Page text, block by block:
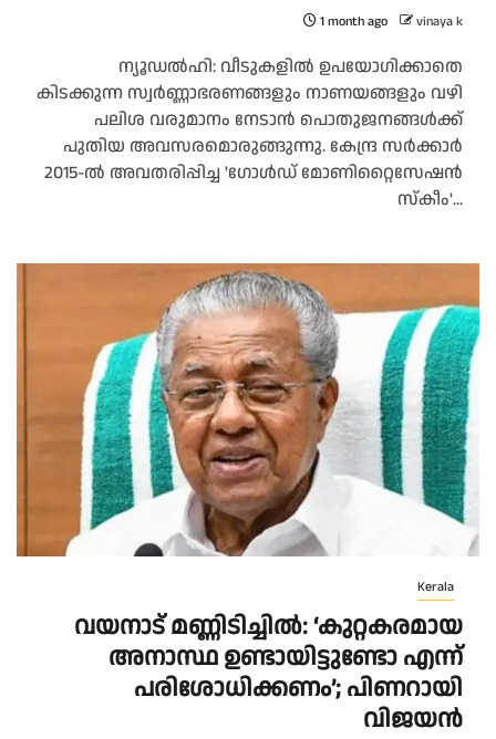
1 month ago vinaya k
ന്യൂഡൽഹി: വീടുകളിൽ ഉപയോഗിക്കാതെ
കിടക്കുന്ന സ്വർണ്ണാഭരണങ്ങളും നാണയങ്ങളും വഴി
പലിശ വരുമാനം നേടാൻ പൊതുജനങ്ങൾക്ക്
പുതിയ അവസരമൊരുങ്ങുന്നു. കേന്ദ്ര സർക്കാർ
2015-ൽ അവതരിപ്പിച്ച 'ഗോൾഡ് മോണിറ്റൈസേഷൻ
സ്കീം'...
Kerala
വയനാട് മണ്ണിടിച്ചില്‍: ‘കുറ്റകരമായ
അനാസ്ഥ ഉണ്ടായിട്ടുണ്ടോ എന്ന്
പരിശോധിക്കണം’; പിണറായി
വിജയന്‍